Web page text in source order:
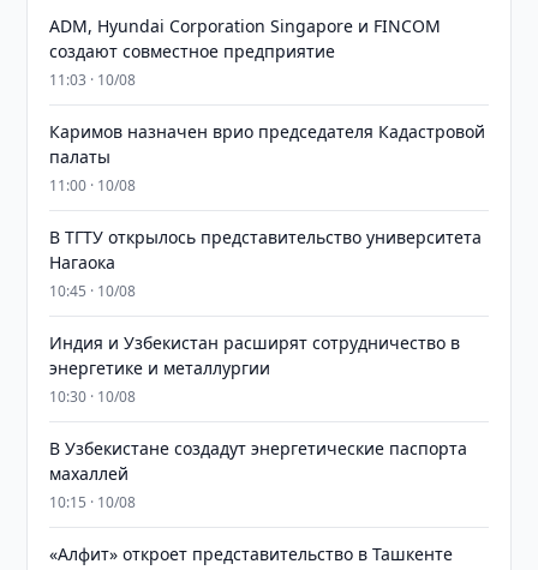
ADM, Hyundai Corporation Singapore и FINCOM
создают совместное предприятие
11:03 · 10/08
Каримов назначен врио председателя Кадастровой
палаты
11:00 · 10/08
В ТГТУ открылось представительство университета
Нагаока
10:45 · 10/08
Индия и Узбекистан расширят сотрудничество в
энергетике и металлургии
10:30 · 10/08
В Узбекистане создадут энергетические паспорта
махаллей
10:15 · 10/08
«Алфит» откроет представительство в Ташкенте